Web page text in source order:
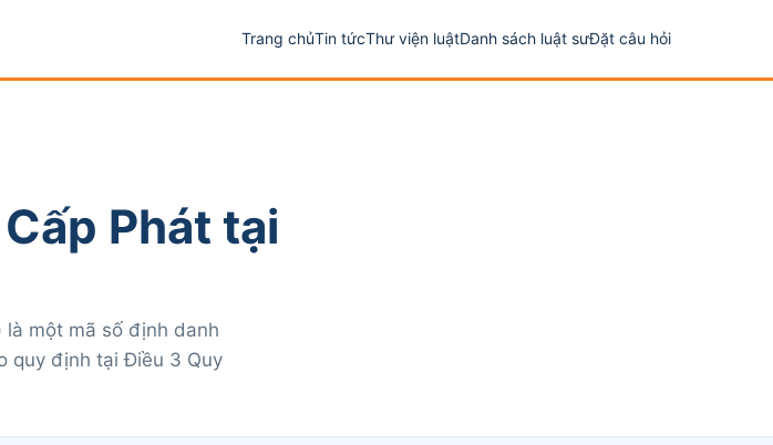
Trang chủTin tứcThư viện luậtDanh sách luật sưĐặt câu hỏi
Phát tại
là một mã số định danh
quy định tại Điều 3 Quy